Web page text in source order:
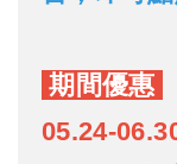
期間優惠
05.24-